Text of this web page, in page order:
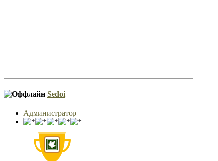
Sedoi
Администратор